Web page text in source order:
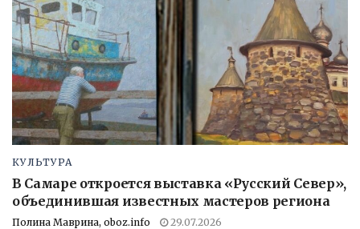
КУЛЬТУРА
В Самаре откроется выставка «Русский Север»,
объединившая известных мастеров региона
Полина Маврина, oboz.info 29.07.2026